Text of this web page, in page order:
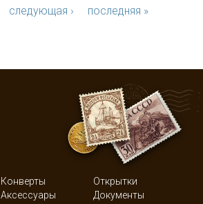
следующая › последняя »
Конверты
Открытки
Аксессуары
Документы